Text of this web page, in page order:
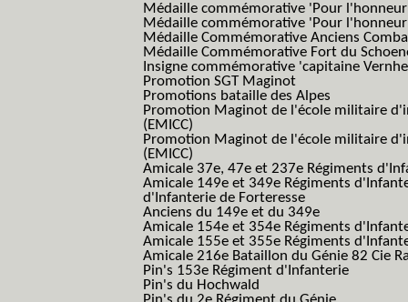
Médaille commémorative 'Pour
Médaille commémorative 'Pour
Médaille Commémorative Anciens
Médaille Commémorative Fort du
Insigne commémorative 'capitaine
Promotion SGT Maginot
Promotions bataille des Alpes
Promotion Maginot de l'école militaire
(EMICC)
Promotion Maginot de l'école militaire
(EMICC)
Amicale 37e, 47e et 237e Régiments
Amicale 149e et 349e Régiments
d'Infanterie de Forteresse
Anciens du 149e et du 349e
Amicale 154e et 354e Régiments
Amicale 155e et 355e Régiments
Amicale 216e Bataillon du Génie 82 Cie
Pin's 153e Régiment d'Infanterie
Pin's du Hochwald